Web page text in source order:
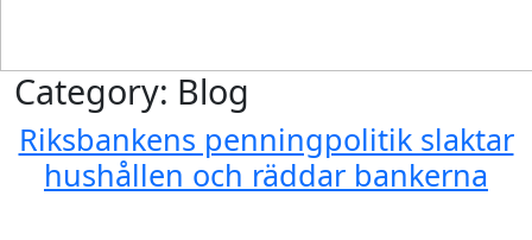
Category: Blog
Riksbankens penningpolitik slaktar
hushållen och räddar bankerna